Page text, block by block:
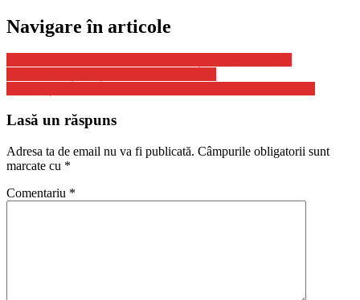
Navigare în articole
Lasă un răspuns
Adresa ta de email nu va fi publicată. Câmpurile obligatorii sunt
marcate cu *
Comentariu *